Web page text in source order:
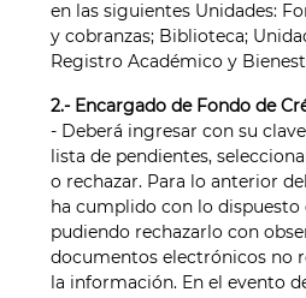
en las siguientes Unidades:
y cobranzas; Biblioteca;
Registro Académico y
2.- Encargado de Fondo de
- Deberá ingresar con su
lista de pendientes,
o rechazar. Para lo anterior
ha cumplido con lo
pudiendo rechazarlo con
documentos electrónicos no
la información. En el evento